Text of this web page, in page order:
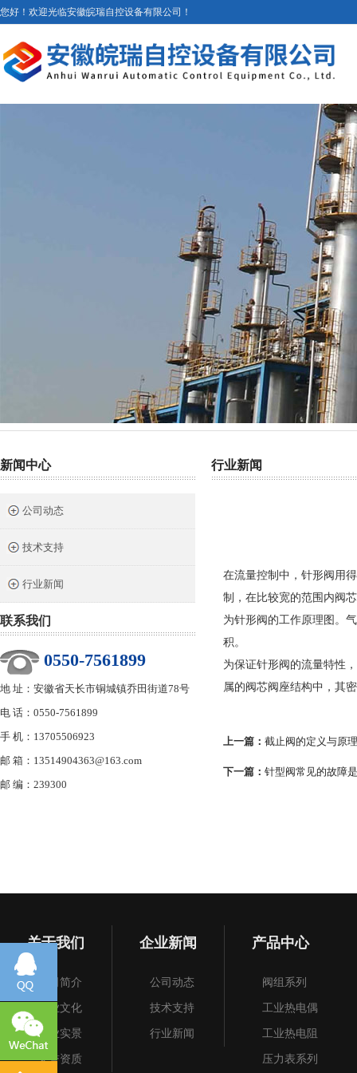
您好！欢迎光临安徽皖瑞自控设备有限公司！
针型阀 二阀组 三阀组 气源球阀
新闻中心
公司动态
技术支持
行业新闻
联系我们
0550-7561899
地 址：安徽省天长市铜城镇乔田街道78号
电 话：0550-7561899
手 机：13705506923
邮 箱：13514904363@163.com
邮 编：239300
行业新闻
在流量控制中，针形阀用
制，在比较宽的范围内阀
为针形阀的工作原理图。
积。
为保证针形阀的流量特性
属的阀芯阀座结构中，其
上一篇： 截止阀的定义与原理
下一篇： 针型阀常见的故障
关于我们
公司简介
企业文化
企业实景
荣誉资质
企业新闻
公司动态
技术支持
行业新闻
产品中心
阀组系列
工业热电偶
工业热电阻
压力表系列